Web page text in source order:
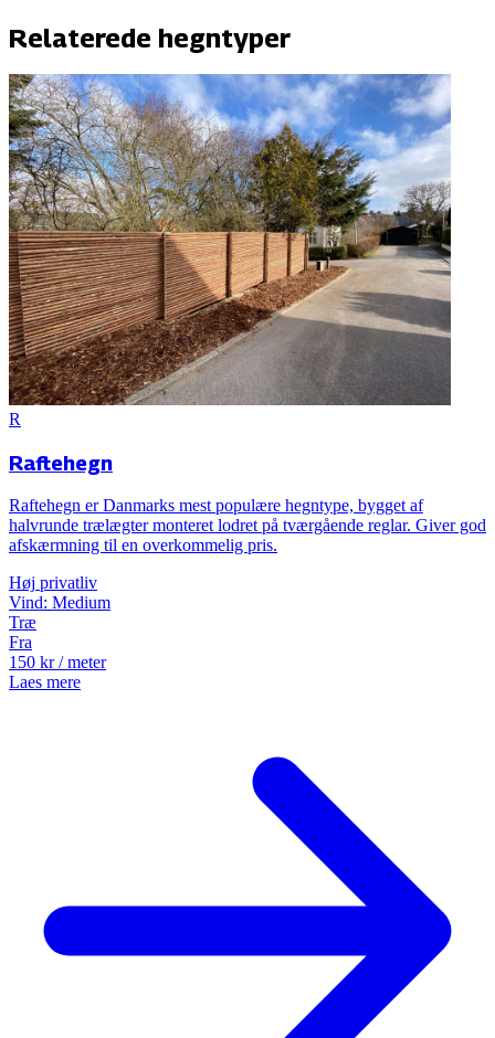
Relaterede hegntyper
R
Raftehegn
Raftehegn er Danmarks mest populære hegntype, bygget af
halvrunde trælægter monteret lodret på tværgående reglar. Giver god
afskærmning til en overkommelig pris.
Høj privatliv
Vind: Medium
Træ
Fra
150 kr/ meter
Laes mere